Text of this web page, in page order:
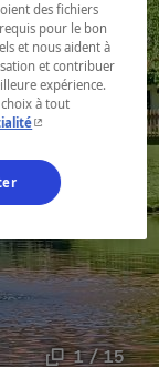
1 / 15
des fichiers
pour le bon
et nous aident à
et contribuer
expérience.
à tout
- Cet hyperlien